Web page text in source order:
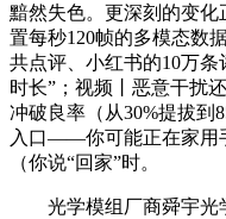
黯然失色。更深刻的变
置每秒120帧的多模态数
共点评、小红书的10万
时长”；视频丨恶意干扰
冲破良率（从30%提拔到
入口——你可能正在家用
（你说“回家”时。
光学模组厂商舜宇光